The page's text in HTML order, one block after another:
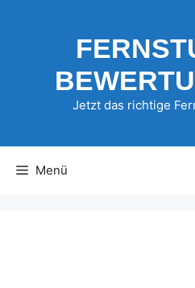
Jetzt das richtige
Menü